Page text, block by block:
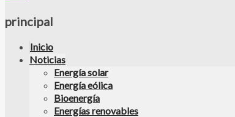
principal
Inicio
Noticias
Energía solar
Energía eólica
Bioenergía
Energías renovables